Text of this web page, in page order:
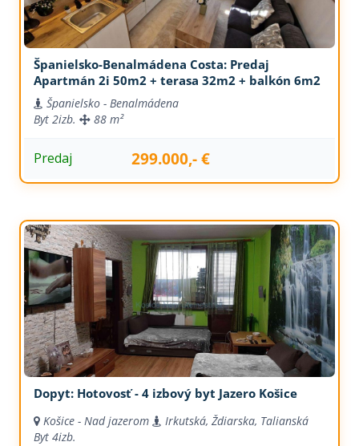
Španielsko-Benalmádena Costa: Predaj
Apartmán 2i 50m2 + terasa 32m2 + balkón 6m2
Španielsko - Benalmádena
Byt 2izb. 88 m²
Predaj 299.000,- €
Dopyt: Hotovosť - 4 izbový byt Jazero Košice
Košice - Nad jazerom
Irkutská, Ždiarska, Talianská
Byt 4izb.